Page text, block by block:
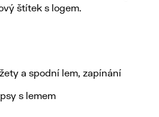
štítek s logem.
a spodní lem, zapínání
s lemem